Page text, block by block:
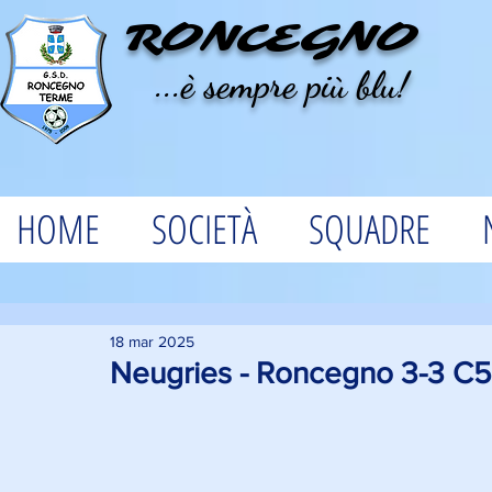
RONCEGNO
...è sempre più blu!
HOME SOCIETÀ SQUADRE
Neugries - Roncegno 3-3
18 mar 2025